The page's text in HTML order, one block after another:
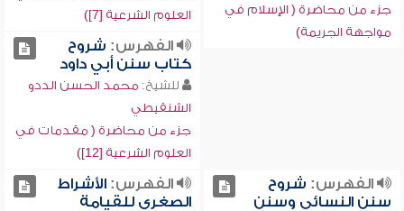
جزء من محاضرة ( الإسلام في
مواجهة الجريمة)
العلوم الشرعية [7])
الفهرس: شروح
كتاب سنن أبي داود
للشيخ: محمد الحسن الددو
الشنقيطي
جزء من محاضرة ( مقدمات في
العلوم الشرعية [12])
الفهرس: شروح
سنن النسائي وسنن
الفهرس:الأشراط
الصغرى للقيامة